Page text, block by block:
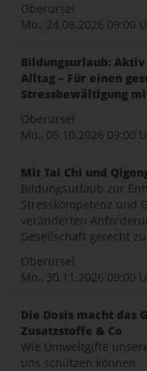
Oberursel
Mo., 24.08.2026 09:00
Bildungsurlaub:
Alltag – Für einen
Stressbewältigung
Oberursel
Mo., 05.10.2026 09:00
Mit Tai Chi und
Bildungsurlaub zur
Stresskompetenz und
veränderten
Gesellschaft gerecht
Oberursel
Mo., 30.11.2026 09:00
Die Dosis macht das
Zusatzstoffe & Co
Wie Umweltgifte
uns schützen können